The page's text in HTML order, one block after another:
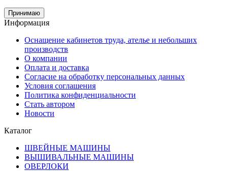
Принимаю
Информация
Оснащение кабинетов труда, ателье и небольших
производств
О компании
Оплата и доставка
Согласие на обработку персональных данных
Условия соглашения
Политика конфиденциальности
Стать автором
Новости
Каталог
ШВЕЙНЫЕ МАШИНЫ
ВЫШИВАЛЬНЫЕ МАШИНЫ
ОВЕРЛОКИ